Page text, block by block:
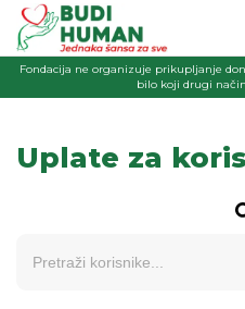
Fondacija ne organizuje prikupljanje
bilo koji drugi
Uplate za